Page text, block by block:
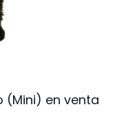
(Mini) en venta